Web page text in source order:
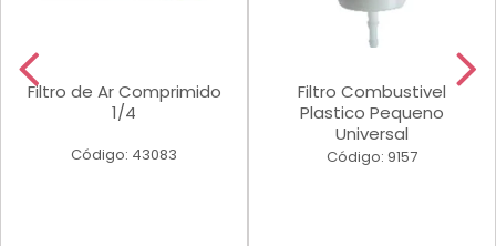
Filtro de Ar Comprimido
1/4
Código: 43083
Filtro Combustivel
Plastico Pequeno
Universal
Código: 9157